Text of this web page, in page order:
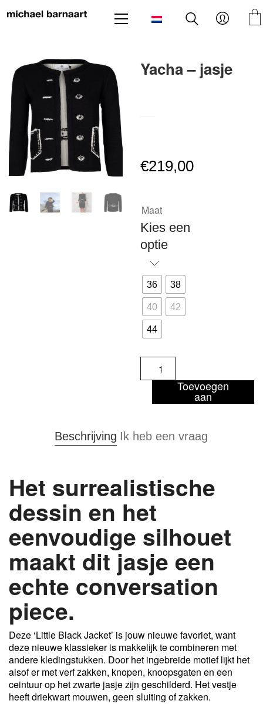
Yacha – jasje
€219,00
Maat
Kies een
optie
36 38
40 42
44
jasje
Toevoegen
aan
winkelwagen
Beschrijving Ik heb een vraag
Het surrealistische
dessin en het
eenvoudige silhouet
maakt dit jasje een
echte conversation
piece.
Deze ‘Little Black Jacket’ is jouw nieuwe favoriet, want
deze nieuwe klassieker is makkelijk te combineren met
andere kledingstukken. Door het ingebreide motief lijkt het
alsof er met verf zakken, knopen, knoopsgaten en een
ceintuur op het zwarte jasje zijn geschilderd. Het vestje
heeft driekwart mouwen, geen sluiting of zakken.